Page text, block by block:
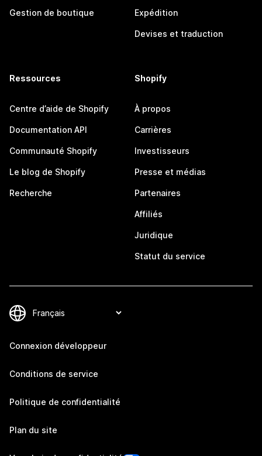
Gestion de boutique Expédition
Devises et traduction
Ressources
Centre d’aide de Shopify
Documentation API
Communauté Shopify
Le blog de Shopify
Recherche
Shopify
À propos
Carrières
Investisseurs
Presse et médias
Partenaires
Affiliés
Juridique
Statut du service
Connexion développeur
Conditions de service
Politique de confidentialité
Plan du site